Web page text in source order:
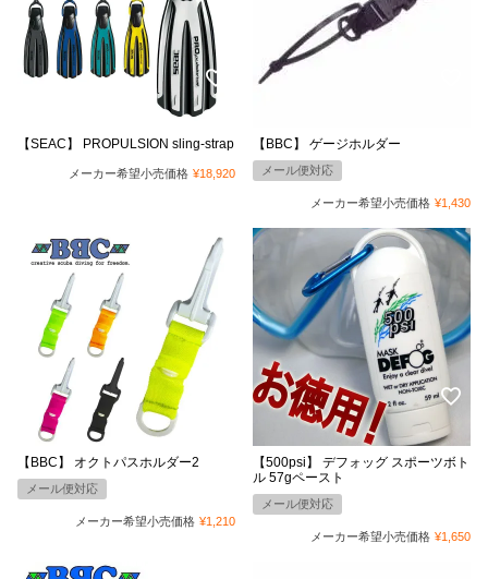
【SEAC】 PROPULSION sling-strap
メーカー希望小売価格 ¥18,920
【BBC】 ゲージホルダー
メール便対応
メーカー希望小売価格 ¥1,430
【BBC】 オクトパスホルダー2
メール便対応
メーカー希望小売価格 ¥1,210
【500psi】 デフォッグ スポーツボト
ル 57gペースト
メール便対応
メーカー希望小売価格 ¥1,650